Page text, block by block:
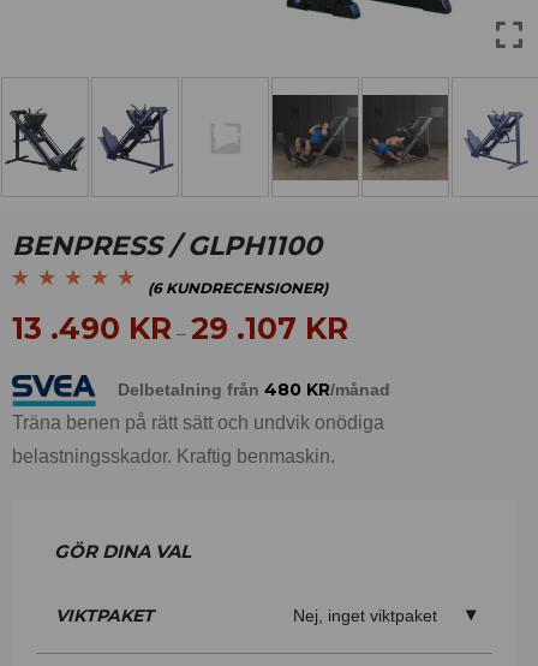
BENPRESS / GLPH1100
5 baserat på
kundrecensioner
(6KUNDRECENSIONER)
13 .490 KR – 29 .107 KR
Delbetalning från 480 KR/månad
Träna benen på rätt sätt och undvik onödiga
belastningsskador. Kraftig benmaskin.
VIKTPAKET Nej, inget viktpaket